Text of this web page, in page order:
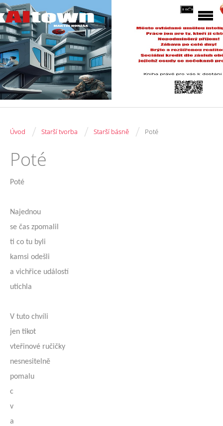
Úvod / Starší tvorba / Starší básně / Poté
Poté
Poté
Najednou
se čas zpomalil
ti co tu byli
kamsi odešli
a vichřice událostí
utichla
V tuto chvíli
jen tikot
vteřinové ručičky
nesnesitelně
pomalu
c
v
a